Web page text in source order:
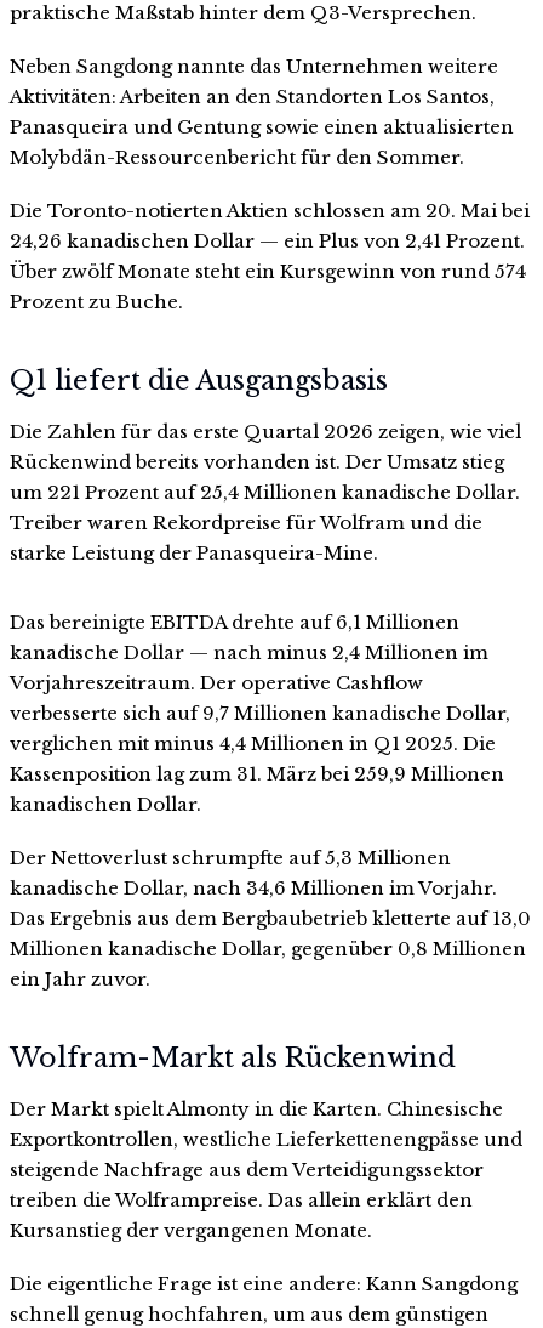
praktische Maßstab hinter dem Q3-Versprechen.
Neben Sangdong nannte das Unternehmen weitere
Aktivitäten: Arbeiten an den Standorten Los Santos,
Panasqueira und Gentung sowie einen aktualisierten
Molybdän-Ressourcenbericht für den Sommer.
Die Toronto-notierten Aktien schlossen am 20. Mai bei
24,26 kanadischen Dollar — ein Plus von 2,41 Prozent.
Über zwölf Monate steht ein Kursgewinn von rund 574
Prozent zu Buche.
Q1 liefert die Ausgangsbasis
Die Zahlen für das erste Quartal 2026 zeigen, wie viel
Rückenwind bereits vorhanden ist. Der Umsatz stieg
um 221 Prozent auf 25,4 Millionen kanadische Dollar.
Treiber waren Rekordpreise für Wolfram und die
starke Leistung der Panasqueira-Mine.
Das bereinigte EBITDA drehte auf 6,1 Millionen
kanadische Dollar — nach minus 2,4 Millionen im
Vorjahreszeitraum. Der operative Cashflow
verbesserte sich auf 9,7 Millionen kanadische Dollar,
verglichen mit minus 4,4 Millionen in Q1 2025. Die
Kassenposition lag zum 31. März bei 259,9 Millionen
kanadischen Dollar.
Der Nettoverlust schrumpfte auf 5,3 Millionen
kanadische Dollar, nach 34,6 Millionen im Vorjahr.
Das Ergebnis aus dem Bergbaubetrieb kletterte auf 13,0
Millionen kanadische Dollar, gegenüber 0,8 Millionen
ein Jahr zuvor.
Wolfram-Markt als Rückenwind
Der Markt spielt Almonty in die Karten. Chinesische
Exportkontrollen, westliche Lieferkettenengpässe und
steigende Nachfrage aus dem Verteidigungssektor
treiben die Wolframpreise. Das allein erklärt den
Kursanstieg der vergangenen Monate.
Die eigentliche Frage ist eine andere: Kann Sangdong
schnell genug hochfahren, um aus dem günstigen